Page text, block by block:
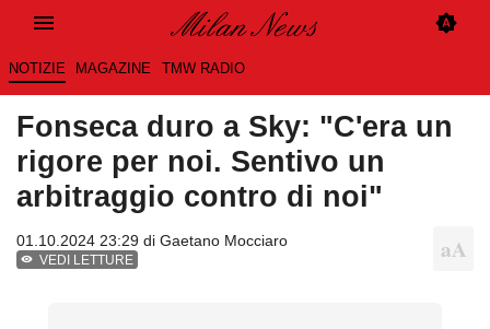
NOTIZIE MAGAZINE TMW RADIO
Fonseca duro a Sky: "C'era un
rigore per noi. Sentivo un
arbitraggio contro di noi"
01.10.2024 23:29 di Gaetano Mocciaro
VEDI LETTURE